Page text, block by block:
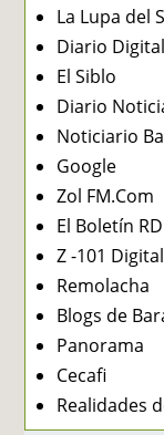
La Lupa del
Diario
El Siblo
Diario
Noticiario
Google
Zol FM.Com
El Boletín RD
Z -101 Digital
Remolacha
Blogs de
Panorama
Cecafi
Realidades